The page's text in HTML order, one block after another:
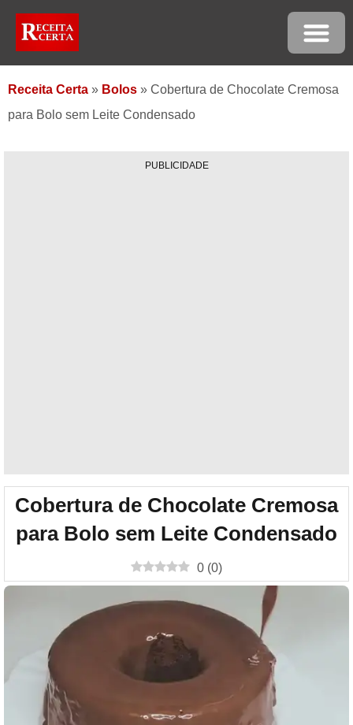
Receita Certa » Bolos » Cobertura de Chocolate Cremosa
para Bolo sem Leite Condensado
PUBLICIDADE
Cobertura de Chocolate Cremosa
para Bolo sem Leite Condensado
0 (0)